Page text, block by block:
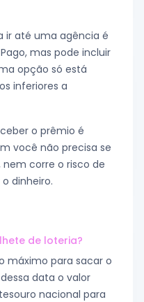
ir até uma agência é
mas pode incluir
opção só está
inferiores a
o prêmio é
você não precisa se
corre o risco de
dinheiro.
de loteria?
máximo para sacar o
data o valor
nacional para